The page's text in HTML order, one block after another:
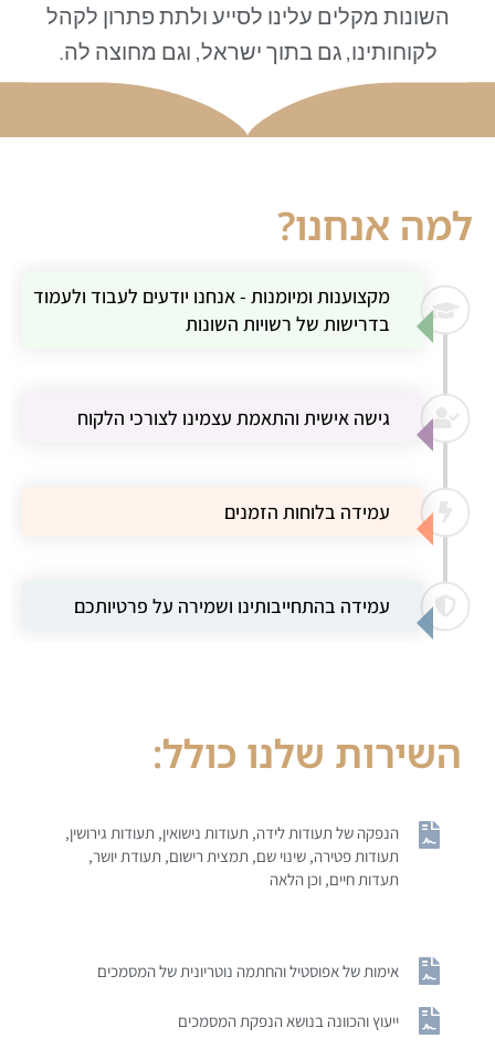
השונות מקלים עלינו לסייע ולתת פתרון לקהל
לקוחותינו, גם בתוך ישראל, וגם מחוצה לה.
למה אנחנו?
מקצוענות ומיומנות - אנחנו יודעים לעבוד ולעמוד
בדרישות של רשויות השונות
גישה אישית והתאמת עצמינו לצורכי הלקוח
עמידה בלוחות הזמנים
עמידה בהתחייבותינו ושמירה על פרטיותכם
השירות שלנו כולל:
הנפקה של תעודות לידה, תעודות נישואין, תעודות גירושין,
תעודות פטירה, שינוי שם, תמצית רישום, תעודת יושר,
תעדות חיים, וכן הלאה
אימות של אפוסטיל והחתמה נוטריונית של המסמכים
ייעוץ והכוונה בנושא הנפקת המסמכים